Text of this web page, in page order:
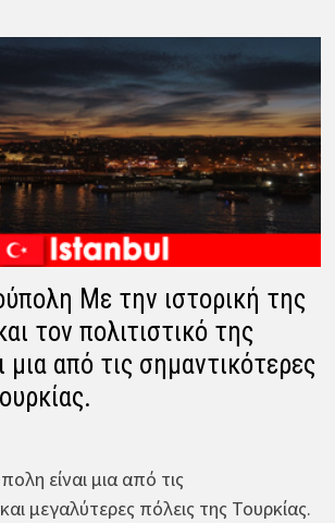
Με την ιστορική της
τον πολιτιστικό της
μια από τις σημαντικότερες
είναι μια από τις
μεγαλύτερες πόλεις της Τουρκίας.